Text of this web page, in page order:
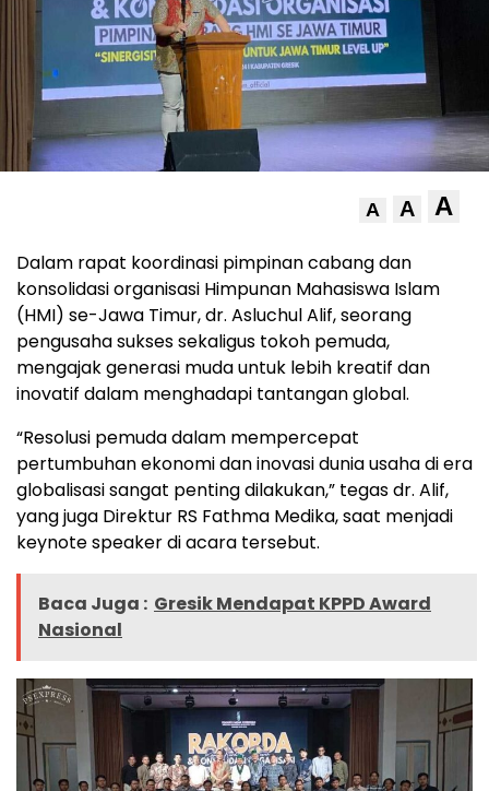
A A A
Dalam rapat koordinasi pimpinan cabang dan
konsolidasi organisasi Himpunan Mahasiswa Islam
(HMI) se-Jawa Timur, dr. Asluchul Alif, seorang
pengusaha sukses sekaligus tokoh pemuda,
mengajak generasi muda untuk lebih kreatif dan
inovatif dalam menghadapi tantangan global.
“Resolusi pemuda dalam mempercepat
pertumbuhan ekonomi dan inovasi dunia usaha di era
globalisasi sangat penting dilakukan,” tegas dr. Alif,
yang juga Direktur RS Fathma Medika, saat menjadi
keynote speaker di acara tersebut.
Baca Juga : Gresik Mendapat KPPD Award
Nasional